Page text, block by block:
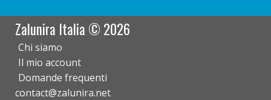
Zalunira Italia © 2026
Chi siamo
Il mio account
Domande frequenti
contact@zalunira.net